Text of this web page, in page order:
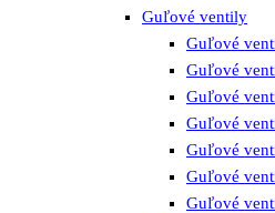
Guľové ventily
Guľové
Guľové
Guľové
Guľové
Guľové
Guľové
Guľové